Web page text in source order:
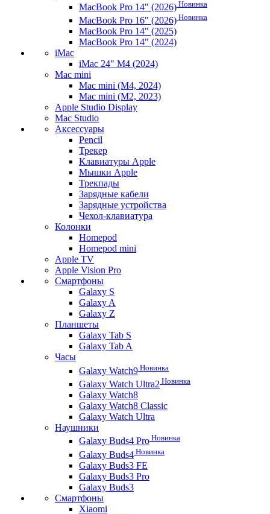
MacBook Pro 14" (2026) Новинка
MacBook Pro 16" (2026) Новинка
MacBook Pro 14" (2025)
MacBook Pro 14" (2024)
iMac
iMac 24" M4 (2024)
Mac mini
Mac mini (M4, 2024)
Mac mini (M2, 2023)
Apple Studio Display
Mac Studio
Аксессуары
Pencil
Трекер
Клавиатуры Apple
Мышки Apple
Трекпады
Зарядные кабели
Зарядные устройства
Чехол-клавиатура
Колонки
Homepod
Homepod mini
Apple TV
Apple Vision Pro
Смартфоны
Galaxy S
Galaxy A
Galaxy Z
Планшеты
Galaxy Tab S
Galaxy Tab A
Часы
Galaxy Watch9 Новинка
Galaxy Watch Ultra2 Новинка
Galaxy Watch8
Galaxy Watch8 Classic
Galaxy Watch Ultra
Наушники
Galaxy Buds4 Pro Новинка
Galaxy Buds4 Новинка
Galaxy Buds3 FE
Galaxy Buds3 Pro
Galaxy Buds3
Смартфоны
Xiaomi